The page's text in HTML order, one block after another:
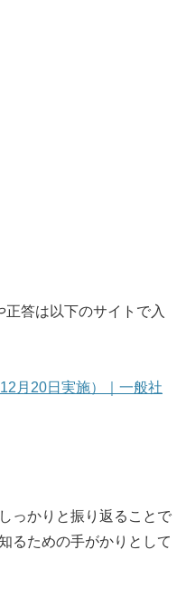
答は以下のサイトで入
月20日実施）｜一般社
っかりと振り返ることで
るための手がかりとして